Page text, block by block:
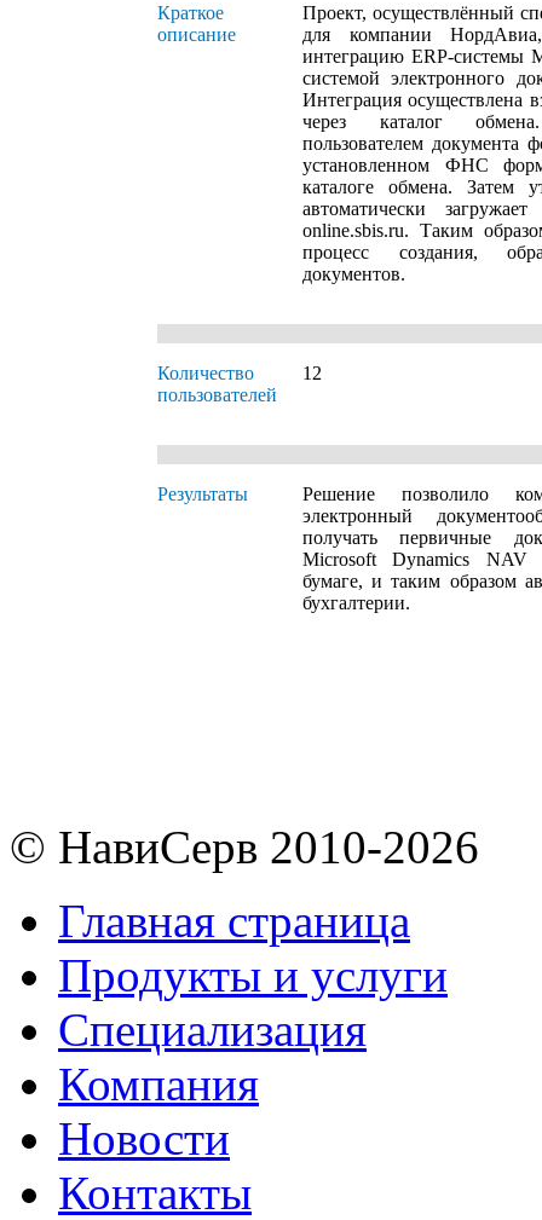
Краткое
описание
Проект, осуществлённый
для компании
интеграцию ERP-системы
системой электронного
Интеграция осуществлена
через каталог
пользователем документа
установленном ФНС
каталоге обмена. Затем
автоматически
online.sbis.ru. Таким
процесс создания,
документов.
Количество
пользователей
12
Результаты
Решение позволило
электронный
получать первичные
Microsoft Dynamics NAV
бумаге, и таким образом
бухгалтерии.
© НавиСерв 2010-2026
Главная страница
Продукты и услуги
Специализация
Компания
Новости
Контакты